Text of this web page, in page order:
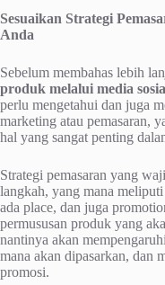
Sesuaikan Strategi
Anda
Sebelum membahas lebih
produk melalui media
perlu mengetahui dan juga
marketing atau pemasaran,
hal yang sangat penting
Strategi pemasaran yang
langkah, yang mana
ada place, dan juga
permususan produk yang
nantinya akan
mana akan dipasarkan, dan
promosi.